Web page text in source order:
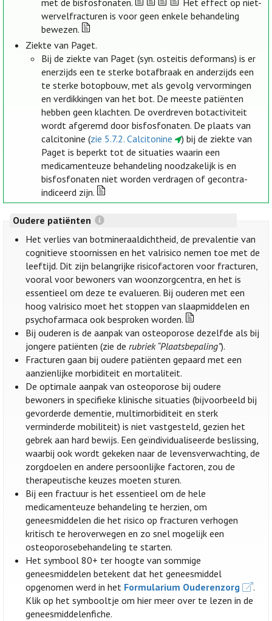
met de bisfosfonaten.
Het effect op niet-
wervelfracturen is voor geen enkele behandeling
bewezen.
Ziekte van Paget.
Bij de ziekte van Paget (syn. osteitis deformans) is er
enerzijds een te sterke botafbraak en anderzijds een
te sterke botopbouw, met als gevolg vervormingen
en verdikkingen van het bot. De meeste patiënten
hebben geen klachten. De overdreven botactiviteit
wordt afgeremd door bisfosfonaten. De plaats van
calcitonine (zie 5.7.2. Calcitonine
) bij de ziekte van
Paget is beperkt tot de situaties waarin een
medicamenteuze behandeling noodzakelijk is en
bisfosfonaten niet worden verdragen of gecontra-
indiceerd zijn.
Oudere patiënten
Het verlies van botmineraaldichtheid, de prevalentie van
cognitieve stoornissen en het valrisico nemen toe met de
leeftijd. Dit zijn belangrijke risicofactoren voor fracturen,
vooral voor bewoners van woonzorgcentra, en het is
essentieel om deze te evalueren. Bij ouderen met een
hoog valrisico moet het stoppen van slaapmiddelen en
psychofarmaca ook besproken worden.
Bij ouderen is de aanpak van osteoporose dezelfde als bij
jongere patiënten (zie derubriek “Plaatsbepaling”).
Fracturen gaan bij oudere patiënten gepaard met een
aanzienlijke morbiditeit en mortaliteit.
De optimale aanpak van osteoporose bij oudere
bewoners in specifieke klinische situaties (bijvoorbeeld bij
gevorderde dementie, multimorbiditeit en sterk
verminderde mobiliteit) is niet vastgesteld, gezien het
gebrek aan hard bewijs. Een geïndividualiseerde beslissing,
waarbij ook wordt gekeken naar de levensverwachting, de
zorgdoelen en andere persoonlijke factoren, zou de
therapeutische keuzes moeten sturen.
Bij een fractuur is het essentieel om de hele
medicamenteuze behandeling te herzien, om
geneesmiddelen die het risico op fracturen verhogen
kritisch te heroverwegen en zo snel mogelijk een
osteoporosebehandeling te starten.
Het symbool 80+ ter hoogte van sommige
geneesmiddelen betekent dat het geneesmiddel
opgenomen werd in het Formularium Ouderenzorg
.
Klik op het symbooltje om hier meer over te lezen in de
geneesmiddelenfiche.